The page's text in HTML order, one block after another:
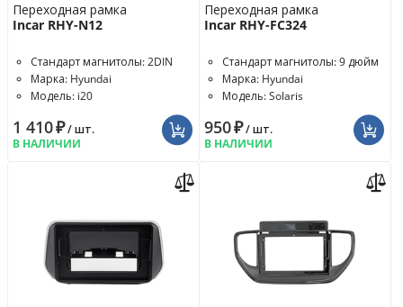
Переходная рамка
Incar RHY-N12
Стандарт магнитолы: 2DIN
Марка: Hyundai
Модель: i20
1 410₽/ шт.
В НАЛИЧИИ
Переходная рамка
Incar RHY-FC324
Стандарт магнитолы: 9 дюйм
Марка: Hyundai
Модель: Solaris
950₽/ шт.
В НАЛИЧИИ